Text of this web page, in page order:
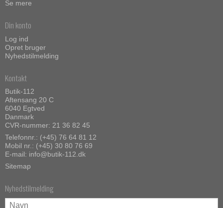
Se mere
Din konto
Log ind
Opret bruger
Nyhedstilmelding
Kontakt
Butik-112
Aftensang 20 C
6040 Egtved
Danmark
CVR-nummer: 21 36 82 45
Telefonnr.: (+45) 76 64 81 12
Mobil nr.: (+45) 30 80 76 69
E-mail: info@butik-112.dk
Sitemap
Nyhedstilmelding